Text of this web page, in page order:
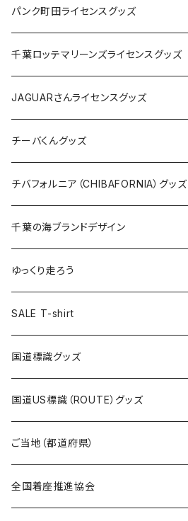
ステッカー
缶バッジ
ホテルキーホルダー
缶バッジ
アクリルキーホルダー
ホテルキーホルダー
クリアファイル
Tシャツ
キャップ
トートバッグ
ランチバッグ
エコバッグ
Tシャツ
キャップ
バッグ
ステッカー
缶バッジ
キーホルダー
クリアファイル
パンク町田ライセンスグッズ
Tシャツ
キャップ
バッグ
ステッカー
缶バッジ
キーホルダー
クリアファイル
千葉ロッテマリーンズライセンスグッズ
ステッカー
ステッカー
ステッカー大
缶バッジ
缶バッジ32mm
缶バッジ54mm
エコバッグ
JAGUARさんコラボグッズ
Tシャツ
ステッカー
サコッシュ
ホテルキーホルダー
モーテルキーホルダー
トートバッグ
JAGUARさんライセンスグッズ
Tシャツ
ステッカー
缶バッジ
クリアファイル
マスク
エコバッグ
千葉ロッテマリーンズコラボ
チーバくんグッズ
Tシャツ
キャップ
エコバッグ
ステッカー
モーテルキーホルダー
ホテルキーホルダー
トートバッグ
チバフォルニア（CHIBAFORNIA）グッズ
Tシャツ
キャップ
ステッカー
ホテルキーホルダー
千葉の海ブランドデザイン
Tシャツ
キャップ
ステッカー
ゆっくり走ろう
Tシャツ
ステッカー
ホテルキーホルダー
SALE T-shirt
国道標識グッズ
ステッカー
国道0～99号線
国道100～199号線
Tシャツ
キャップ
国道US標識（ROUTE）グッズ
ステッカー
ROUTE 0～99号線
Tシャツ
ご当地（都道府県）
北海道
全国着座推進協会